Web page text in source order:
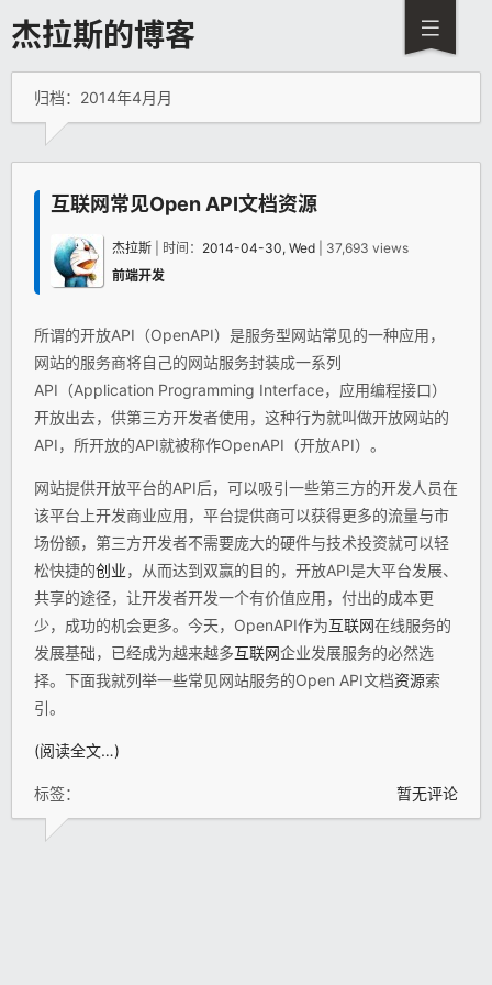
杰拉斯的博客
归档：2014年4月月
互联网常见Open API文档资源
杰拉斯 | 时间： 2014-04-30, Wed | 37,693 views
前端开发
所谓的开放API（OpenAPI）是服务型网站常见的一种应用，
网站的服务商将自己的网站服务封装成一系列
API（Application Programming Interface，应用编程接口）
开放出去，供第三方开发者使用，这种行为就叫做开放网站的
API，所开放的API就被称作OpenAPI（开放API）。
网站提供开放平台的API后，可以吸引一些第三方的开发人员在
该平台上开发商业应用，平台提供商可以获得更多的流量与市
场份额，第三方开发者不需要庞大的硬件与技术投资就可以轻
松快捷的创业，从而达到双赢的目的，开放API是大平台发展、
共享的途径，让开发者开发一个有价值应用，付出的成本更
少，成功的机会更多。今天，OpenAPI作为互联网在线服务的
发展基础，已经成为越来越多互联网企业发展服务的必然选
择。下面我就列举一些常见网站服务的Open API文档资源索
引。
(阅读全文…)
标签： 暂无评论